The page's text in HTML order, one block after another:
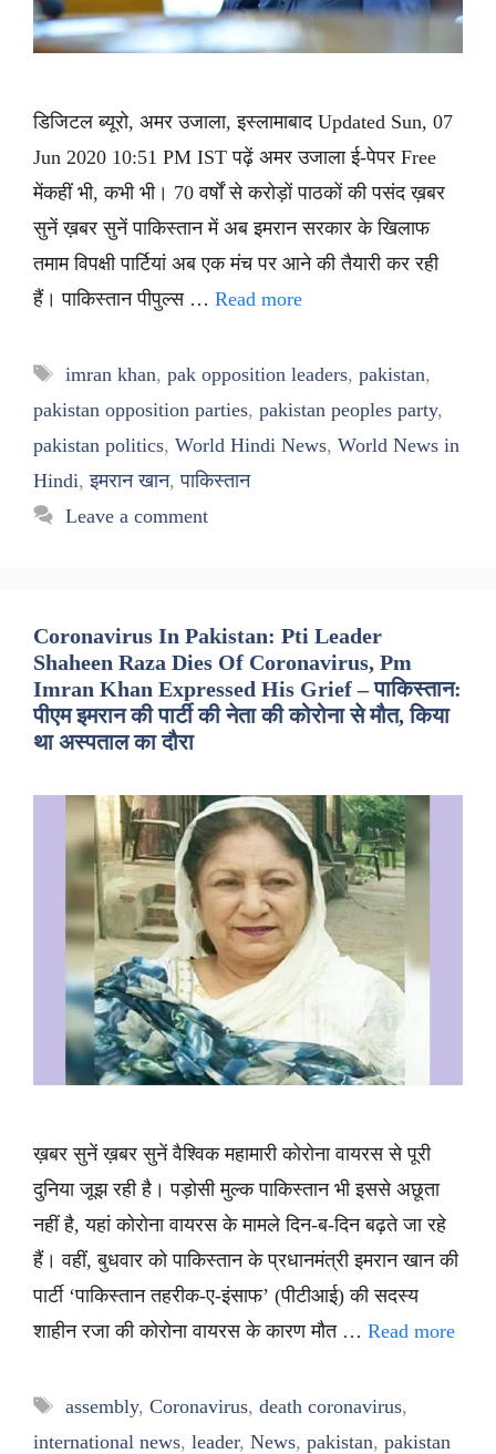
डिजिटल ब्यूरो, अमर उजाला, इस्लामाबाद Updated Sun, 07
Jun 2020 10:51 PM IST पढ़ें अमर उजाला ई-पेपर Free
मेंकहीं भी, कभी भी। 70 वर्षों से करोड़ों पाठकों की पसंद ख़बर
सुनें ख़बर सुनें पाकिस्तान में अब इमरान सरकार के खिलाफ
तमाम विपक्षी पार्टियां अब एक मंच पर आने की तैयारी कर रही
हैं। पाकिस्तान पीपुल्स … Read more
Tags
imran khan, pak opposition leaders, pakistan,
pakistan opposition parties, pakistan peoples party,
pakistan politics, World Hindi News, World News in
Hindi,इमरान खान,पाकिस्तान
Leave a comment
Coronavirus In Pakistan: Pti Leader
Shaheen Raza Dies Of Coronavirus, Pm
Imran Khan Expressed His Grief – पाकिस्तान:
पीएम इमरान की पार्टी की नेता की कोरोना से मौत, किया
था अस्पताल का दौरा
ख़बर सुनें ख़बर सुनें वैश्विक महामारी कोरोना वायरस से पूरी
दुनिया जूझ रही है। पड़ोसी मुल्क पाकिस्तान भी इससे अछूता
नहीं है, यहां कोरोना वायरस के मामले दिन-ब-दिन बढ़ते जा रहे
हैं। वहीं, बुधवार को पाकिस्तान के प्रधानमंत्री इमरान खान की
पार्टी ‘पाकिस्तान तहरीक-ए-इंसाफ’ (पीटीआई) की सदस्य
शाहीन रजा की कोरोना वायरस के कारण मौत … Read more
Tags
assembly, Coronavirus, death coronavirus,
international news, leader, News, pakistan, pakistan